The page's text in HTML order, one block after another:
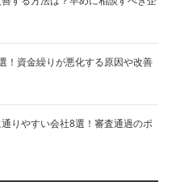
！資金繰りが悪化する原因や改善
りやすい会社8選！審査通過のポ